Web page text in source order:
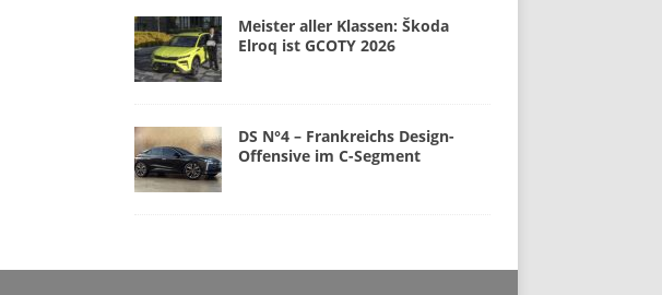
Meister aller Klassen: Škoda
Elroq ist GCOTY 2026
DS N°4 – Frankreichs Design-
Offensive im C-Segment